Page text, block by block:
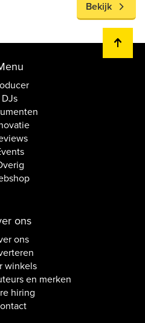
Bekijk
DJs
ons
ons
winkels
en merken
hiring